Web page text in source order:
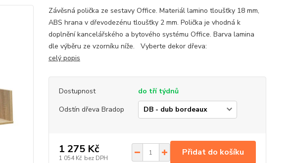
Závěsná polička ze sestavy Office. Materiál lamino tloušťky 18 mm,
ABS hrana v dřevodezénu tloušťky 2 mm. Polička je vhodná k
doplnění kancelářského a bytového systému Office. Barva lamina
dle výběru ze vzorníku níže. Vyberte dekor dřeva:
celý popis
Dostupnost
do tří týdnů
Odstín dřeva Bradop
1 275 Kč
1 054 Kč bez DPH
Přidat do košíku